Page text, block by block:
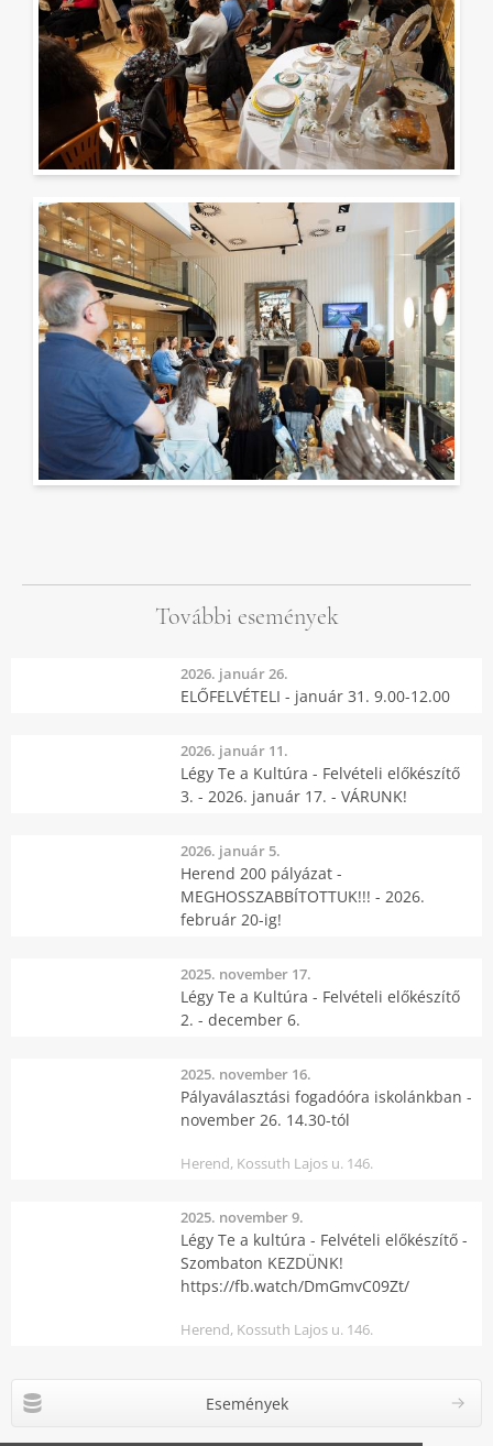
További események
2026. január 26.
ELŐFELVÉTELI - január 31. 9.00-12.00
2026. január 11.
Légy Te a Kultúra - Felvételi előkészítő
3. - 2026. január 17. - VÁRUNK!
2026. január 5.
Herend 200 pályázat -
MEGHOSSZABBÍTOTTUK!!! - 2026.
február 20-ig!
2025. november 17.
Légy Te a Kultúra - Felvételi előkészítő
2. - december 6.
2025. november 16.
Pályaválasztási fogadóóra iskolánkban -
november 26. 14.30-tól
Herend, Kossuth Lajos u. 146.
2025. november 9.
Légy Te a kultúra - Felvételi előkészítő -
Szombaton KEZDÜNK!
https://fb.watch/DmGmvC09Zt/
Herend, Kossuth Lajos u. 146.
Események